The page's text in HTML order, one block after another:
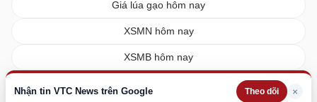
Nhận tin VTC News trên Google Theo dõi ×
Giá lúa gạo hôm nay
XSMN hôm nay
XSMB hôm nay